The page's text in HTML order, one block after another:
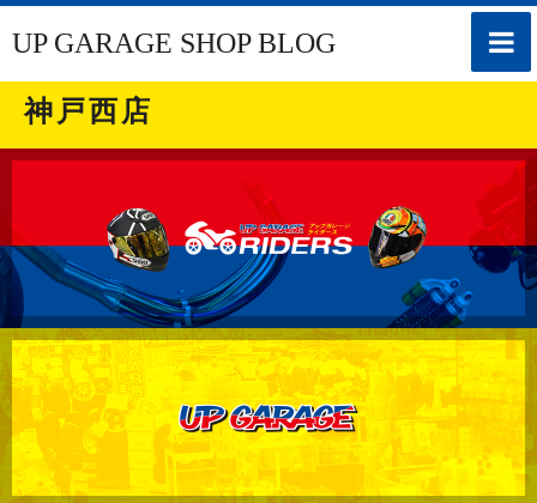
toggle
UP GARAGE SHOP BLOG
神戸西店